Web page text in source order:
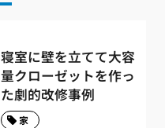
寝室に壁を立てて大容
量クローゼットを作っ
た劇的改修事例
家